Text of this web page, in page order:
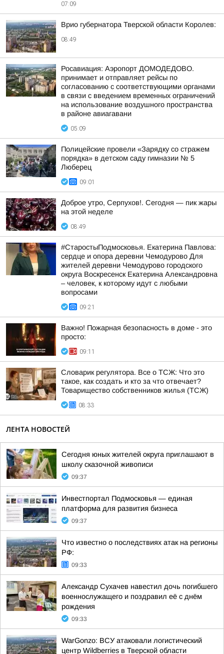
07:09
Врио губернатора Тверской области Королев:
08:49
Росавиация: Аэропорт ДОМОДЕДОВО.
принимает и отправляет рейсы по
согласованию с соответствующими органами
в связи с введением временных ограничений
на использование воздушного пространства
в районе авиагавани
05:09
Полицейские провели «Зарядку со стражем
порядка» в детском саду гимназии № 5
Люберец
09:01
Доброе утро, Серпухов!. Сегодня — пик жары
на этой неделе
08:49
#СтаростыПодмосковья. Екатерина Павлова:
сердце и опора деревни Чемодурово Для
жителей деревни Чемодурово городского
округа Воскресенск Екатерина Александровна
– человек, к которому идут с любыми
вопросами
09:21
Важно! Пожарная безопасность в доме - это
просто:
09:11
Словарик регулятора. Все о ТСЖ: Что это
такое, как создать и кто за что отвечает?
Товарищество собственников жилья (ТСЖ)
08:33
ЛЕНТА НОВОСТЕЙ
Сегодня юных жителей округа приглашают в
школу сказочной живописи
09:37
Инвестпортал Подмосковья — единая
платформа для развития бизнеса
09:37
Что известно о последствиях атак на регионы
РФ:
09:33
Александр Сухачев навестил дочь погибшего
военнослужащего и поздравил её с днём
рождения
09:33
WarGonzo: ВСУ атаковали логистический
центр Wildberries в Тверской области